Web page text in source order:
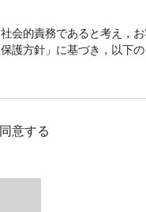
会的責務であると考え，
保護方針」に基づき，以下
同意する